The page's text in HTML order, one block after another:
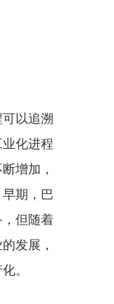
以追溯
化进程
增加，
期，巴
但随着
发展，
。